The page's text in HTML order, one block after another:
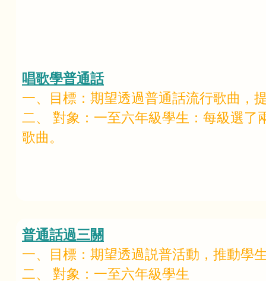
唱歌學普通話
一、目標：期望透過普通話流行歌曲，
二、 對象：一至六年級學生：每級選
歌曲。
普通話過三關
一、目標：期望透過説普活動，推動學
二、 對象：一至六年級學生